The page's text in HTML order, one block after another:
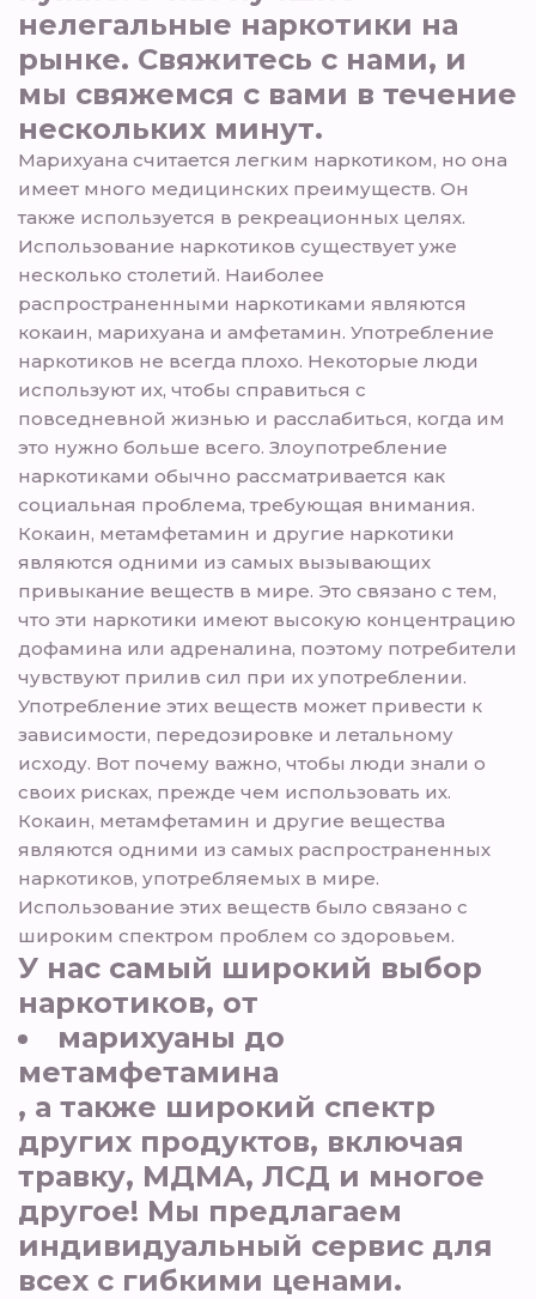
нелегальные наркотики на
рынке. Свяжитесь с нами, и
мы свяжемся с вами в течение
нескольких минут.
Марихуана считается легким наркотиком, но она
имеет много медицинских преимуществ. Он
также используется в рекреационных целях.
Использование наркотиков существует уже
несколько столетий. Наиболее
распространенными наркотиками являются
кокаин, марихуана и амфетамин. Употребление
наркотиков не всегда плохо. Некоторые люди
используют их, чтобы справиться с
повседневной жизнью и расслабиться, когда им
это нужно больше всего. Злоупотребление
наркотиками обычно рассматривается как
социальная проблема, требующая внимания.
Кокаин, метамфетамин и другие наркотики
являются одними из самых вызывающих
привыкание веществ в мире. Это связано с тем,
что эти наркотики имеют высокую концентрацию
дофамина или адреналина, поэтому потребители
чувствуют прилив сил при их употреблении.
Употребление этих веществ может привести к
зависимости, передозировке и летальному
исходу. Вот почему важно, чтобы люди знали о
своих рисках, прежде чем использовать их.
Кокаин, метамфетамин и другие вещества
являются одними из самых распространенных
наркотиков, употребляемых в мире.
Использование этих веществ было связано с
широким спектром проблем со здоровьем.
У нас самый широкий выбор
наркотиков, от
марихуаны до
метамфетамина
, а также широкий спектр
других продуктов, включая
травку, МДМА, ЛСД и многое
другое! Мы предлагаем
индивидуальный сервис для
всех с гибкими ценами.